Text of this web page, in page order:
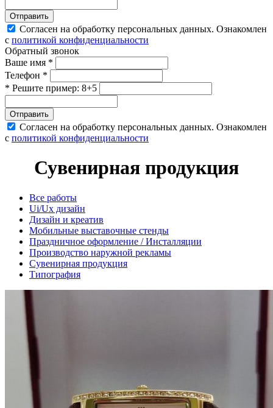
Отправить
Согласен на обработку персональных данных. Ознакомлен
с политикой конфиденциальности
Обратный звонок
Ваше имя *
Телефон *
* Решите пример: 8+5
Отправить
Согласен на обработку персональных данных. Ознакомлен
с политикой конфиденциальности
Сувенирная продукция
Все работы
Ui/Ux дизайн
Дизайн и креатив
Мобильные выставочные стенды
Праздничное оформление / Инсталляции
Производство наружной рекламы
Сувенирная продукция
Типография